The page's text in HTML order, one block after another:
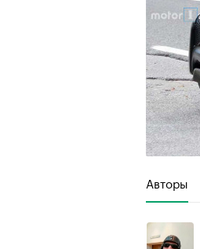
Авторы